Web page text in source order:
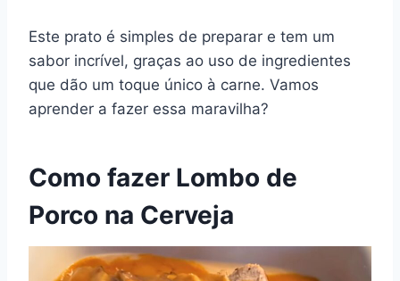
o
k
p
k
Este prato é simples de preparar e tem um
sabor incrível, graças ao uso de ingredientes
que dão um toque único à carne. Vamos
aprender a fazer essa maravilha?
Como fazer Lombo de
Porco na Cerveja